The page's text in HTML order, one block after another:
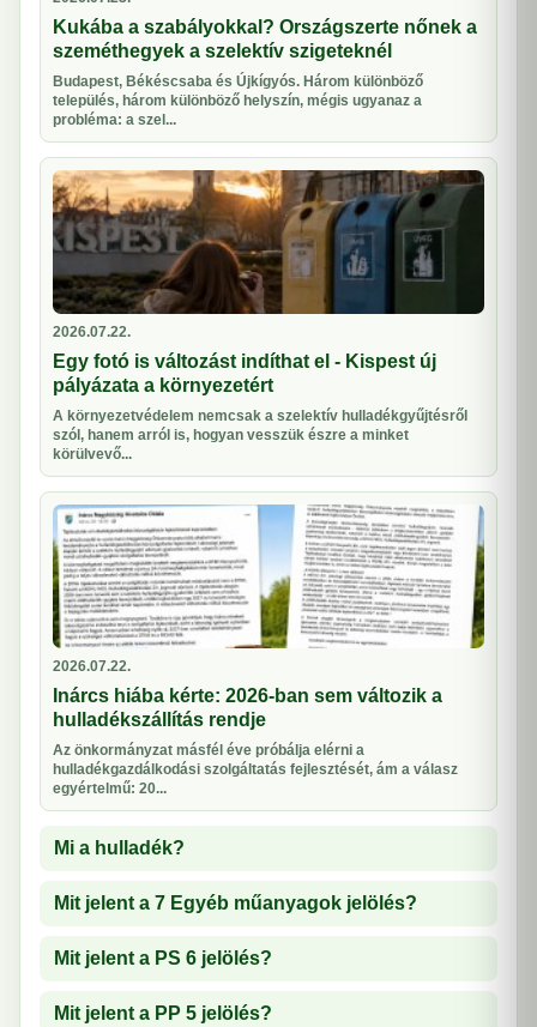
Kukába a szabályokkal? Országszerte nőnek a
szeméthegyek a szelektív szigeteknél
Budapest, Békéscsaba és Újkígyós. Három különböző
település, három különböző helyszín, mégis ugyanaz a
probléma: a szel...
2026.07.22.
Egy fotó is változást indíthat el - Kispest új
pályázata a környezetért
A környezetvédelem nemcsak a szelektív hulladékgyűjtésről
szól, hanem arról is, hogyan vesszük észre a minket
körülvevő...
2026.07.22.
Inárcs hiába kérte: 2026-ban sem változik a
hulladékszállítás rendje
Az önkormányzat másfél éve próbálja elérni a
hulladékgazdálkodási szolgáltatás fejlesztését, ám a válasz
egyértelmű: 20...
Mi a hulladék?
Mit jelent a 7 Egyéb műanyagok jelölés?
Mit jelent a PS 6 jelölés?
Mit jelent a PP 5 jelölés?